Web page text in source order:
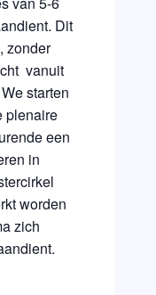
Dit
zonder
vanuit
starten
plenaire
een
in
worden
zich